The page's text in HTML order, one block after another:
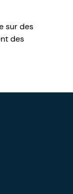
sur des
des
Facebook
sur Instagram
sur YouTube
notre podcast